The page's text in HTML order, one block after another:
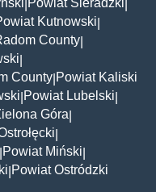
Kutnowski
County
County Powiat Kaliski
Powiat Lubelski
Góra
Powiat Miński
Powiat Ostródzki